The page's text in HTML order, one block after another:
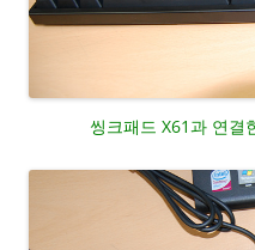
씽크패드 X61과 연결